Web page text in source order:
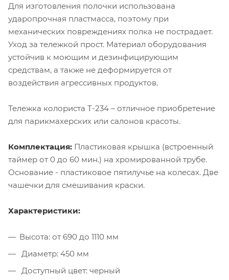
Для изготовления полочки использована
ударопрочная пластмасса, поэтому при
механических повреждениях полка не пострадает.
Уход за тележкой прост. Материал оборудования
устойчив к моющим и дезинфицирующим
средствам, а также не деформируется от
воздействия агрессивных продуктов.
Тележка колориста Т-234 – отличное приобретение
для парикмахерских или салонов красоты.
Комплектация: Пластиковая крышка (встроенный
таймер от 0 до 60 мин.) на хромированной трубе.
Основание - пластиковое пятилучье на колесах. Две
чашечки для смешивания краски.
Характеристики:
Высота: от 690 до 1110 мм
Диаметр: 450 мм
Доступный цвет: черный